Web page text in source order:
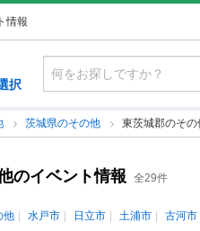
情報
択
茨城県のその他 東茨城郡のその
のイベント情報 全29件
他 水戸市 日立市 土浦市 古河市